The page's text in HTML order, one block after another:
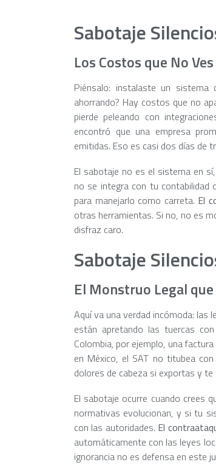
Sabotaje
Los Costos que No
Piénsalo: instalaste un sistema
ahorrando? Hay costos que no
pierde peleando con
encontró que una empresa
emitidas. Eso es casi dos días de
El sabotaje no es el sistema en
no se integra con tu
para manejarlo como carreta. El
otras herramientas. Si no, no es
disfraz caro.
Sabotaje
El Monstruo Legal
Aquí va una verdad incómoda: las
están apretando las tuercas
Colombia, por ejemplo, una
en México, el SAT no titubea
dolores de cabeza si exportas y
El sabotaje ocurre cuando crees
normativas evolucionan, y si tu
con las autoridades. El
automáticamente con las leyes
ignorancia no es defensa en este